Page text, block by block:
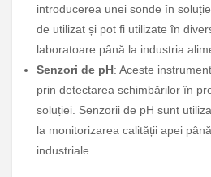
introducerea unei sonde în
de utilizat și pot fi utilizate în
laboratoare până la industria
Senzori de pH: Aceste
prin detectarea schimbărilor în
soluției. Senzorii de pH sunt
la monitorizarea calității apei
industriale.